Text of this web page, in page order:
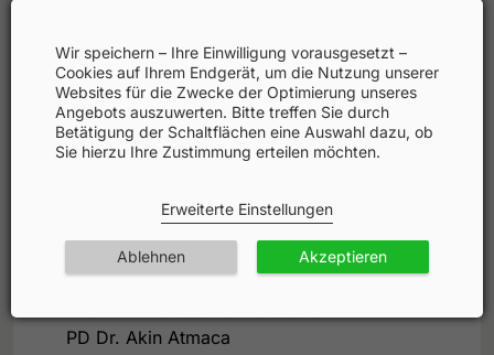
Fortbildungspartner
Wissenschaftliche Leitung: PD Dr. Akin
Moderation: Prof. Dr. Thorsten Oliver
Götze
PD Dr. Akin Atmaca
Wir speichern – Ihre Einwilligung vorausgesetzt –
Cookies auf Ihrem Endgerät, um die Nutzung unserer
Websites für die Zwecke der Optimierung unseres
Angebots auszuwerten. Bitte treffen Sie durch
Betätigung der Schaltflächen eine Auswahl dazu, ob
Sie hierzu Ihre Zustimmung erteilen möchten.
Erweiterte Einstellungen
Ablehnen Akzeptieren